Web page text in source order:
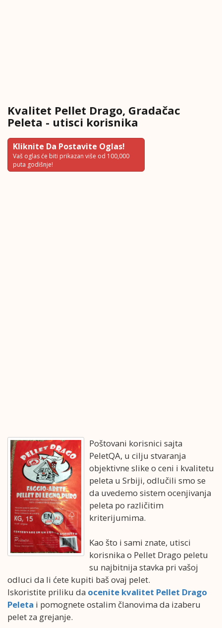
Kvalitet Pellet Drago, Gradačac
Peleta - utisci korisnika
Kliknite Da Postavite Oglas!
Vaš oglas će biti prikazan više od 100,000
puta godišnje!
Poštovani korisnici sajta
PeletQA, u cilju stvaranja
objektivne slike o ceni i kvalitetu
peleta u Srbiji, odlučili smo se
da uvedemo sistem ocenjivanja
peleta po različitim
kriterijumima.
Kao što i sami znate, utisci
korisnika o Pellet Drago peletu
su najbitnija stavka pri vašoj
odluci da li ćete kupiti baš ovaj pelet.
Iskoristite priliku da ocenite kvalitet Pellet Drago
Peleta i pomognete ostalim članovima da izaberu
pelet za grejanje.